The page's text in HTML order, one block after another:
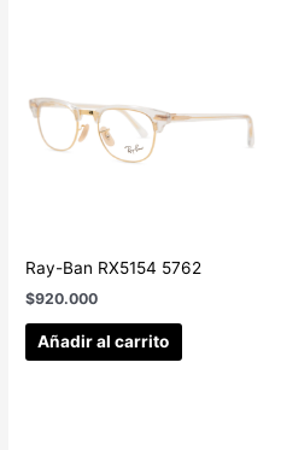
Ray-Ban RX5154 5762
$920.000
Añadir al carrito